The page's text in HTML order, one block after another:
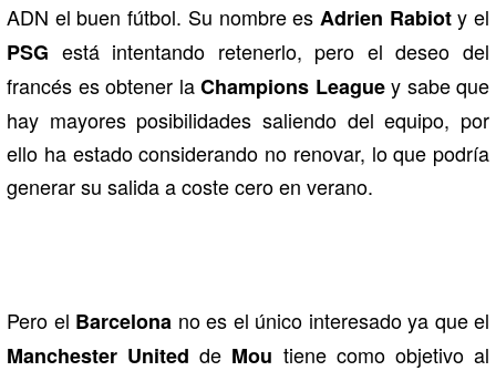
ADN el buen fútbol. Su nombre es Adrien Rabioty el
PSG está intentando retenerlo, pero el deseo del
francés es obtener laChampions Leaguey sabe que
hay mayores posibilidades saliendo del equipo, por
ello ha estado considerando no renovar, lo que podría
generar su salida a coste cero en verano.
Pero el Barcelona no es el único interesado ya que el
Manchester United de Mou tiene como objetivo al